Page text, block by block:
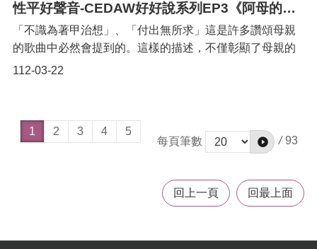
性平好聲音-CEDAW好好說系列EP3《阿母的手：可主內，也可主外》
112-03-22
「不識為著甲治想」、「付出無所求」這是許多讚頌母親
的歌曲中必然會提到的。這樣的描述，不僅彰顯了母親的
偉大，也彰顯了母親的操勞。|根據衛生福利部2019年15-
拿出超過1/6的時間來從事無酬照顧工作；而配偶呢？只有
1.48小時，差了3倍之多。|不管是阿母的手，還是阿爸的
1 2 3 4
5
每頁筆數
/ 93
回上一頁 回最上面